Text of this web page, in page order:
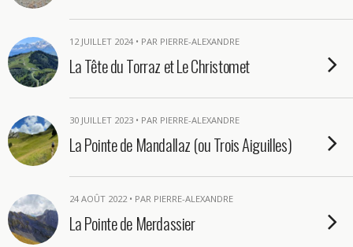
12 JUILLET 2024 • PAR PIERRE-ALEXANDRE
La Tête du Torraz et Le Christomet
30 JUILLET 2023 • PAR PIERRE-ALEXANDRE
La Pointe de Mandallaz (ou Trois Aiguilles)
24 AOÛT 2022 • PAR PIERRE-ALEXANDRE
La Pointe de Merdassier